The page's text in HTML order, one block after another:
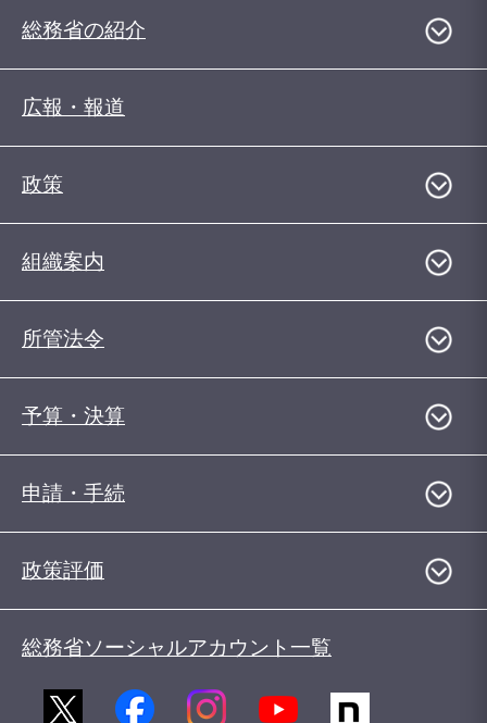
総務省の紹介
広報・報道
政策
組織案内
所管法令
予算・決算
申請・手続
政策評価
総務省ソーシャルアカウント一覧